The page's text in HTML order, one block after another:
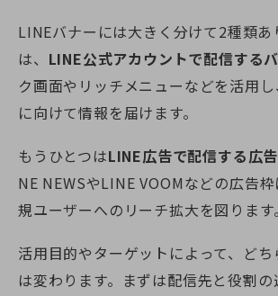
LINEバナーには大きく分けて2種類あ
は、 LINE公式アカウントで配信する
ク画面やリッチメニューなどを活用
に向けて情報を届けます。
もうひとつはLINE広告で配信する広
NE NEWSやLINE VOOMなどの広告
規ユーザーへのリーチ拡大を図ります。
活用目的やターゲットによって、ど
は変わります。まずは配信先と役割